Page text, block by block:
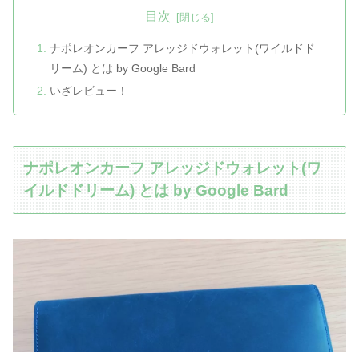
目次
ナポレオンカーフ アレッジドウォレット(ワイルドド
リーム) とは by Google Bard
いざレビュー！
ナポレオンカーフ アレッジドウォレット(ワ
イルドドリーム) とは by Google Bard